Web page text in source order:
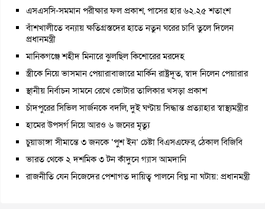
এসএসসি-সমমান পরীক্ষার ফল প্রকাশ, পাসের হার ৬২.২৫ শতাংশ
বাঁশখালীতে বন্যায় ক্ষতিগ্রস্তদের হাতে নতুন ঘরের চাবি তুলে দিলেন
প্রধানমন্ত্রী
মানিকগঞ্জে শহীদ মিনারে ঝুলছিল কিশোরের মরদেহ
স্ত্রীকে নিয়ে ভাসমান পেয়ারাবাজারে মার্কিন রাষ্ট্রদূত, স্বাদ নিলেন পেয়ারার
স্থানীয় নির্বাচন সামনে রেখে ভোটার তালিকার খসড়া প্রকাশ
চাঁদপুরের সিভিল সার্জনকে বদলি, দুই ঘণ্টায় সিদ্ধান্ত প্রত্যাহার স্বাস্থ্যমন্ত্রীর
হামের উপসর্গ নিয়ে আরও ৬ জনের মৃত্যু
চুয়াডাঙ্গা সীমান্তে ৩ জনকে ‘পুশ ইন’ চেষ্টা বিএসএফের, ঠেকাল বিজিবি
ভারত থেকে ২ দশমিক ৩ টন কাঁদুনে গ্যাস আমদানি
রাজনীতি যেন নিজেদের পেশাগত দায়িত্ব পালনে বিঘ্ন না ঘটায়: প্রধানমন্ত্রী